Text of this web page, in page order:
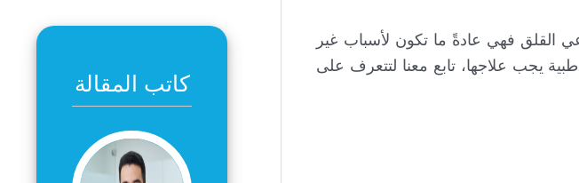
القلق فهي عادةً ما تكون لأسباب غير
يجب علاجها، تابع معنا لتتعرف على
كاتب المقالة